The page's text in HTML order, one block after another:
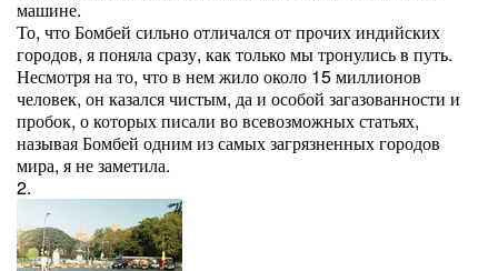
машине.
То, что Бомбей сильно отличался от прочих индийских
городов, я поняла сразу, как только мы тронулись в путь.
Несмотря на то, что в нем жило около 15 миллионов
человек, он казался чистым, да и особой загазованности и
пробок, о которых писали во всевозможных статьях,
называя Бомбей одним из самых загрязненных городов
мира, я не заметила.
2.